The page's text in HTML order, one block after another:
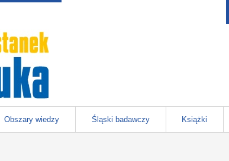
Obszary wiedzy Śląski badawczy Książki